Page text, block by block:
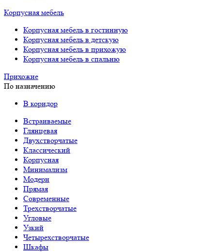
Корпусная мебель
Корпусная мебель в гостинную
Корпусная мебель в детскую
Корпусная мебель в прихожую
Корпусная мебель в спальню
Прихожие
По назначению
В коридор
Встраиваемые
Глянцевая
Двухстворчатые
Классический
Корпусная
Минимализм
Модерн
Прямая
Современные
Трехстворчатые
Угловые
Узкий
Четырехстворчатые
Шкафы